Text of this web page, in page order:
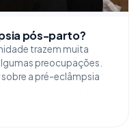
pós-parto?
trazem muita
preocupações.
a pré-eclâmpsia